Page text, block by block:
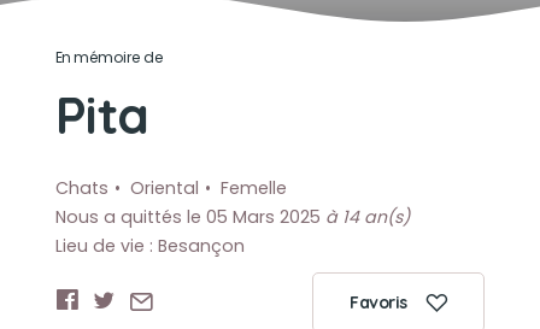
En mémoire de
Pita
Chats Oriental
Femelle
Nous a quittés le 05 Mars 2025 à 14 an(s)
Lieu de vie : Besançon
Favoris